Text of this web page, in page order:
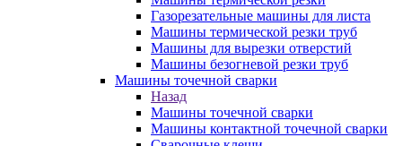
Газорезательные машины для листа
Машины термической резки труб
Машины для вырезки отверстий
Машины безогневой резки труб
Машины точечной сварки
Назад
Машины точечной сварки
Машины контактной точечной сварки